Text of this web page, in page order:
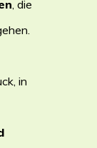
, die
in